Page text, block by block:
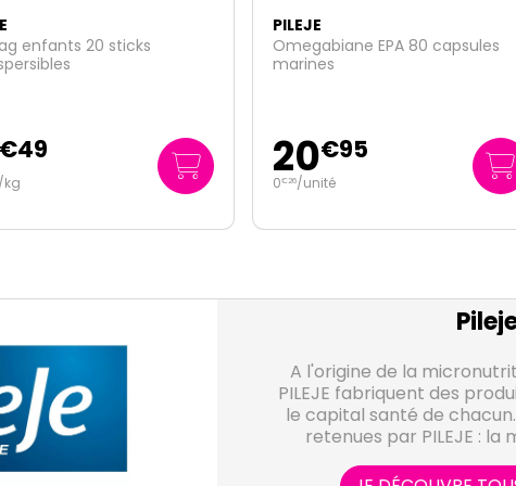
EPA 80 capsules
€95
PILEJE
Feminibiane Endo Calm 60
comprimés + 30 gélules
27€95
A l'origine de la
PILEJE fabriquent des
le capital santé de
retenues par PILEJE :
médecine de santé